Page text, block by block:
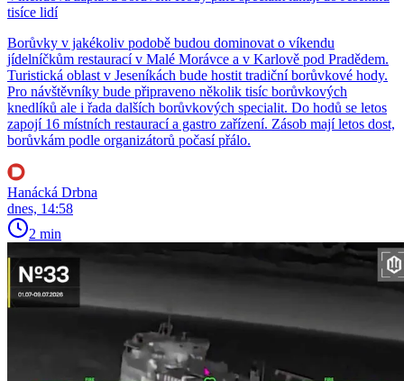
tisíce lidí
Borůvky v jakékoliv podobě budou dominovat o víkendu
jídelníčkům restaurací v Malé Morávce a v Karlově pod Pradědem.
Turistická oblast v Jeseníkách bude hostit tradiční borůvkové hody.
Pro návštěvníky bude připraveno několik tisíc borůvkových
knedlíků ale i řada dalších borůvkových specialit. Do hodů se letos
zapojí 16 místních restaurací a gastro zařízení. Zásob mají letos dost,
borůvkám podle organizátorů počasí přálo.
Hanácká Drbna
dnes, 14:58
2 min